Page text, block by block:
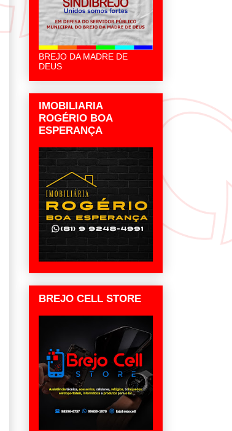
BREJO DA MADRE DE
DEUS
IMOBILIARIA
ROGÉRIO BOA
ESPERANÇA
BREJO CELL STORE